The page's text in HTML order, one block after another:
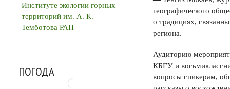
географического
о традициях,
региона.
Аудиторию
КБГУ и
вопросы спикерам,
Институте экологии горных
территорий им. А. К.
Темботова РАН
ПОГОДА